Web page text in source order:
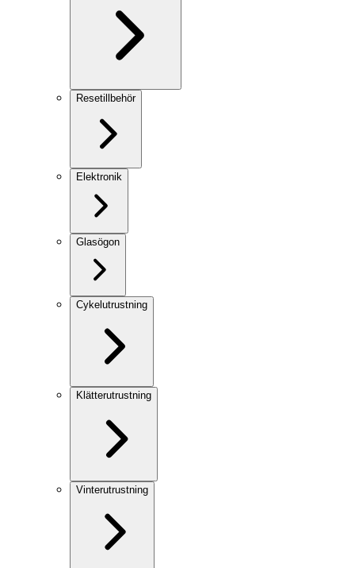
Resetillbehör
Elektronik
Glasögon
Cykelutrustning
Klätterutrustning
Vinterutrustning